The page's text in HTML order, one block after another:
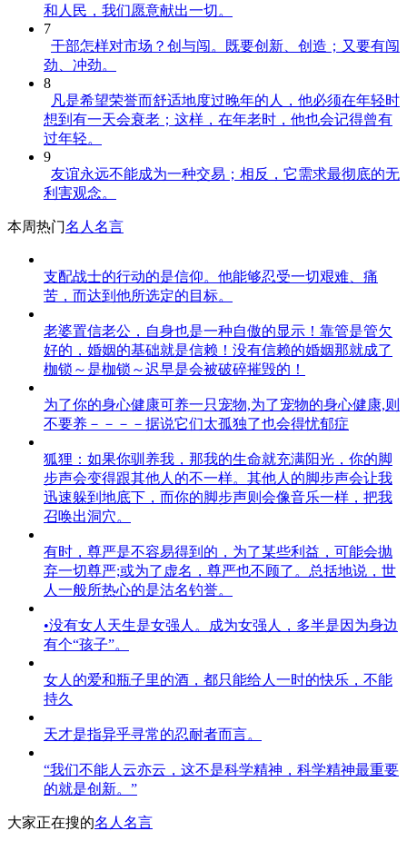
和人民，我们愿意献出一切。
7
干部怎样对市场？创与闯。既要创新、创造；又要有闯
劲、冲劲。
8
凡是希望荣誉而舒适地度过晚年的人，他必须在年轻时
想到有一天会衰老；这样，在年老时，他也会记得曾有
过年轻。
9
友谊永远不能成为一种交易；相反，它需求最彻底的无
利害观念。
本周热门名人名言
支配战士的行动的是信仰。他能够忍受一切艰难、痛
苦，而达到他所选定的目标。
老婆置信老公，自身也是一种自傲的显示！靠管是管欠
好的，婚姻的基础就是信赖！没有信赖的婚姻那就成了
枷锁～是枷锁～迟早是会被破碎摧毁的！
为了你的身心健康可养一只宠物,为了宠物的身心健康,则
不要养－－－－据说它们太孤独了也会得忧郁症
狐狸：如果你驯养我，那我的生命就充满阳光，你的脚
步声会变得跟其他人的不一样。其他人的脚步声会让我
迅速躲到地底下，而你的脚步声则会像音乐一样，把我
召唤出洞穴。
有时，尊严是不容易得到的，为了某些利益，可能会抛
弃一切尊严;或为了虚名，尊严也不顾了。总括地说，世
人一般所热心的是沽名钓誉。
•没有女人天生是女强人。成为女强人，多半是因为身边
有个“孩子”。
女人的爱和瓶子里的酒，都只能给人一时的快乐，不能
持久
天才是指异乎寻常的忍耐者而言。
“我们不能人云亦云，这不是科学精神，科学精神最重要
的就是创新。”
大家正在搜的名人名言